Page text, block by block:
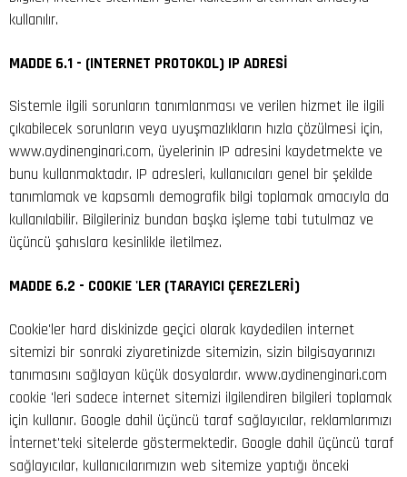
kullanılır.
MADDE 6.1 - (INTERNET PROTOKOL) IP ADRESİ
Sistemle ilgili sorunların tanımlanması ve verilen hizmet ile ilgili
çıkabilecek sorunların veya uyuşmazlıkların hızla çözülmesi için,
www.aydinenginari.com, üyelerinin IP adresini kaydetmekte ve
bunu kullanmaktadır. IP adresleri, kullanıcıları genel bir şekilde
tanımlamak ve kapsamlı demografik bilgi toplamak amacıyla da
kullanılabilir. Bilgileriniz bundan başka işleme tabi tutulmaz ve
üçüncü şahıslara kesinlikle iletilmez.
MADDE 6.2 - COOKIE 'LER (TARAYICI ÇEREZLERİ)
Cookie'ler hard diskinizde geçici olarak kaydedilen internet
sitemizi bir sonraki ziyaretinizde sitemizin, sizin bilgisayarınızı
tanımasını sağlayan küçük dosyalardır. www.aydinenginari.com
cookie 'leri sadece internet sitemizi ilgilendiren bilgileri toplamak
için kullanır. Google dahil üçüncü taraf sağlayıcılar, reklamlarımızı
İnternet'teki sitelerde göstermektedir. Google dahil üçüncü taraf
sağlayıcılar, kullanıcılarımızın web sitemize yaptığı önceki